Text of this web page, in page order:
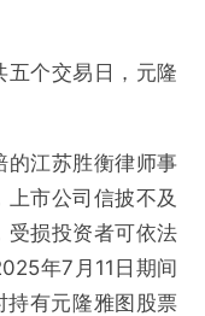
五个交易日，元隆
的江苏胜衡律师事
市公司信披不及
受损投资者可依法
年7月11日期间
持有元隆雅图股票